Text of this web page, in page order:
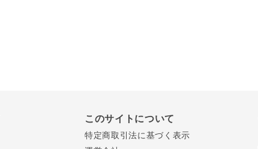
このサイトについて
特定商取引法に基づく表示